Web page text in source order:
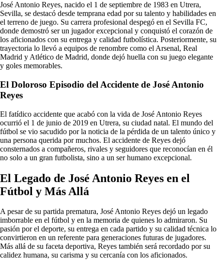
José Antonio Reyes, nacido el 1 de septiembre de 1983 en Utrera,
Sevilla, se destacó desde temprana edad por su talento y habilidades en
el terreno de juego. Su carrera profesional despegó en el Sevilla FC,
donde demostró ser un jugador excepcional y conquistó el corazón de
los aficionados con su entrega y calidad futbolística. Posteriormente, su
trayectoria lo llevó a equipos de renombre como el Arsenal, Real
Madrid y Atlético de Madrid, donde dejó huella con su juego elegante
y goles memorables.
El Doloroso Episodio del Accidente de José Antonio
Reyes
El fatídico accidente que acabó con la vida de José Antonio Reyes
ocurrió el 1 de junio de 2019 en Utrera, su ciudad natal. El mundo del
fútbol se vio sacudido por la noticia de la pérdida de un talento único y
una persona querida por muchos. El accidente de Reyes dejó
consternados a compañeros, rivales y seguidores que reconocían en él
no solo a un gran futbolista, sino a un ser humano excepcional.
El Legado de José Antonio Reyes en el
Fútbol y Más Allá
A pesar de su partida prematura, José Antonio Reyes dejó un legado
imborrable en el fútbol y en la memoria de quienes lo admiraron. Su
pasión por el deporte, su entrega en cada partido y su calidad técnica lo
convirtieron en un referente para generaciones futuras de jugadores.
Más allá de su faceta deportiva, Reyes también será recordado por su
calidez humana, su carisma y su cercanía con los aficionados.